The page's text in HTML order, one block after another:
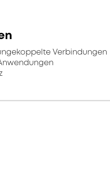
Verbindungen